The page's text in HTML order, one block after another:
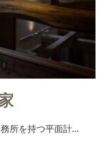
所を持つ平面計…